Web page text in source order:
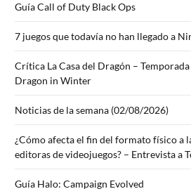
Guía Call of Duty Black Ops
7 juegos que todavía no han llegado a
Crítica La Casa del Dragón –
Dragon in Winter
Noticias de la semana (02/08/2026)
¿Cómo afecta el fin del formato físico a
editoras de videojuegos? – Entrevista a
Guía Halo: Campaign Evolved